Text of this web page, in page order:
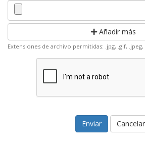
Añadir más
Extensiones de archivo permitidas: .jpg, .gif, .jpeg,
Cancelar